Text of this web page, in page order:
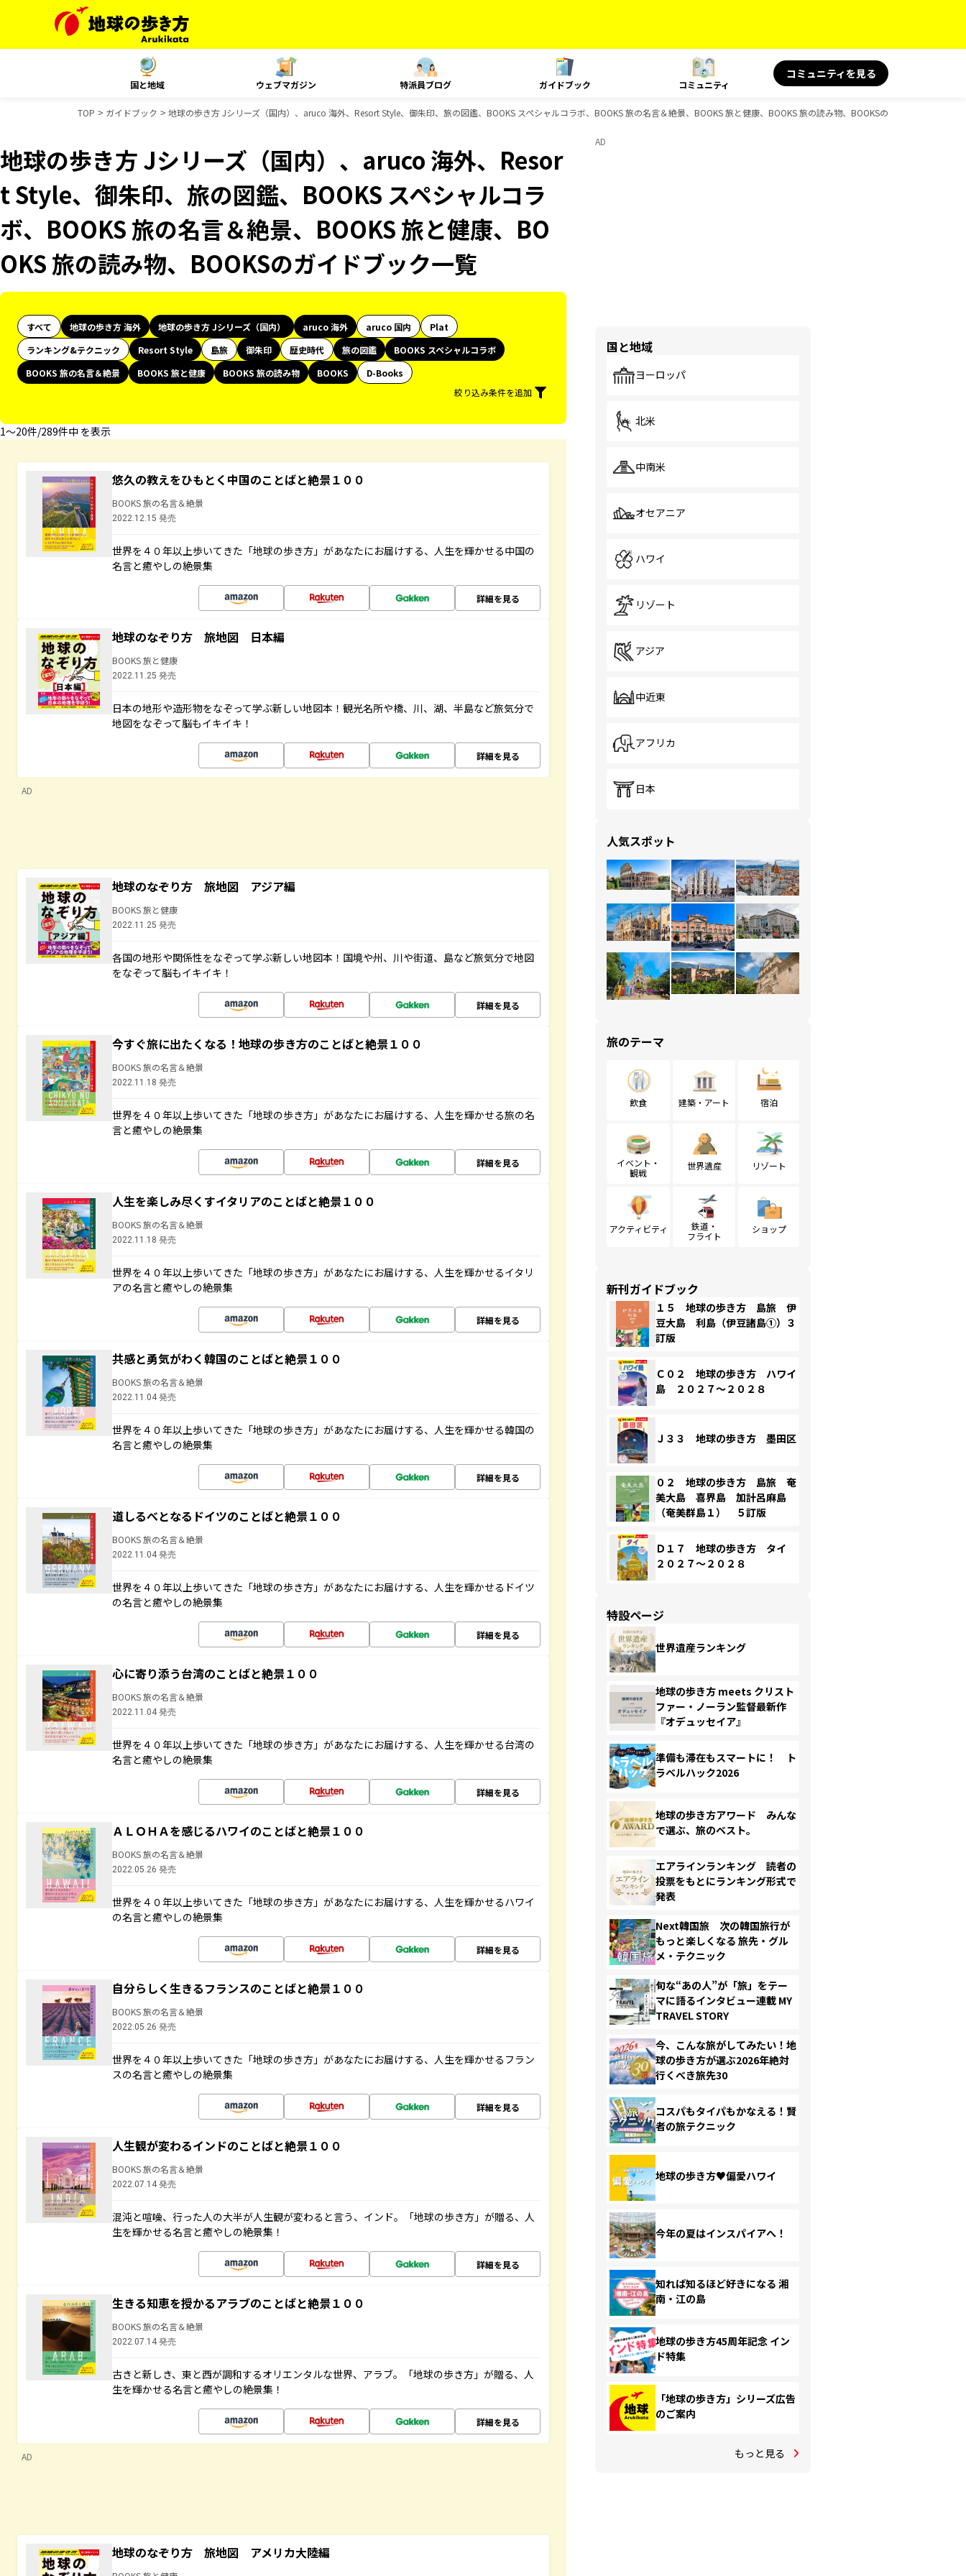
国と地域 ウェブマガジン 特派員ブログ ガイドブック コミュニティ
コミュニティを見る
TOP ガイドブック 地球の歩き方 Jシリーズ（国内）、aruco 海外、Resort Style、御朱印、旅の図鑑、BOOKS スペシャルコラボ、BOOKS 旅の名言＆絶景、BOOKS 旅と健康、BOOKS 旅の読み物、BOOKSのガイドブック一覧
地球の歩き方 Jシリーズ（国内）、aruco 海外、Resor
t Style、御朱印、旅の図鑑、BOOKS スペシャルコラ
ボ、BOOKS 旅の名言＆絶景、BOOKS 旅と健康、BO
OKS 旅の読み物、BOOKSのガイドブック一覧
すべて 地球の歩き方 海外 地球の歩き方 Jシリーズ（国内） aruco 海外 aruco 国内
Plat
ランキング&テクニック
Resort Style 島旅 御朱印 歴史時代 旅の図鑑
BOOKS スペシャルコラボ
BOOKS 旅の名言＆絶景
BOOKS 旅と健康 BOOKS 旅の読み物 BOOKS
D-Books
絞り込み条件を追加
1〜20件/289件中 を表示
悠久の教えをひもとく中国のことばと絶景１００
BOOKS 旅の名言＆絶景
2022.12.15 発売
世界を４０年以上歩いてきた「地球の歩き方」があなたにお届けする、人生を輝かせる中国の
名言と癒やしの絶景集
詳細を見る
地球のなぞり方 旅地図 日本編
BOOKS 旅と健康
2022.11.25 発売
日本の地形や造形物をなぞって学ぶ新しい地図本！観光名所や橋、川、湖、半島など旅気分で
地図をなぞって脳もイキイキ！
詳細を見る
AD
地球のなぞり方 旅地図 アジア編
BOOKS 旅と健康
2022.11.25 発売
各国の地形や関係性をなぞって学ぶ新しい地図本！国境や州、川や街道、島など旅気分で地図
をなぞって脳もイキイキ！
詳細を見る
今すぐ旅に出たくなる！地球の歩き方のことばと絶景１００
BOOKS 旅の名言＆絶景
2022.11.18 発売
世界を４０年以上歩いてきた「地球の歩き方」があなたにお届けする、人生を輝かせる旅の名
言と癒やしの絶景集
詳細を見る
人生を楽しみ尽くすイタリアのことばと絶景１００
BOOKS 旅の名言＆絶景
2022.11.18 発売
世界を４０年以上歩いてきた「地球の歩き方」があなたにお届けする、人生を輝かせるイタリ
アの名言と癒やしの絶景集
詳細を見る
共感と勇気がわく韓国のことばと絶景１００
BOOKS 旅の名言＆絶景
2022.11.04 発売
世界を４０年以上歩いてきた「地球の歩き方」があなたにお届けする、人生を輝かせる韓国の
名言と癒やしの絶景集
詳細を見る
道しるべとなるドイツのことばと絶景１００
BOOKS 旅の名言＆絶景
2022.11.04 発売
世界を４０年以上歩いてきた「地球の歩き方」があなたにお届けする、人生を輝かせるドイツ
の名言と癒やしの絶景集
詳細を見る
心に寄り添う台湾のことばと絶景１００
BOOKS 旅の名言＆絶景
2022.11.04 発売
世界を４０年以上歩いてきた「地球の歩き方」があなたにお届けする、人生を輝かせる台湾の
名言と癒やしの絶景集
詳細を見る
ＡＬＯＨＡを感じるハワイのことばと絶景１００
BOOKS 旅の名言＆絶景
2022.05.26 発売
世界を４０年以上歩いてきた「地球の歩き方」があなたにお届けする、人生を輝かせるハワイ
の名言と癒やしの絶景集
詳細を見る
自分らしく生きるフランスのことばと絶景１００
BOOKS 旅の名言＆絶景
2022.05.26 発売
世界を４０年以上歩いてきた「地球の歩き方」があなたにお届けする、人生を輝かせるフラン
スの名言と癒やしの絶景集
詳細を見る
人生観が変わるインドのことばと絶景１００
BOOKS 旅の名言＆絶景
2022.07.14 発売
混沌と喧噪、行った人の大半が人生観が変わると言う、インド。「地球の歩き方」が贈る、人
生を輝かせる名言と癒やしの絶景集！
詳細を見る
生きる知恵を授かるアラブのことばと絶景１００
BOOKS 旅の名言＆絶景
2022.07.14 発売
古きと新しき、東と西が調和するオリエンタルな世界、アラブ。「地球の歩き方」が贈る、人
生を輝かせる名言と癒やしの絶景集！
詳細を見る
AD
地球のなぞり方 旅地図 アメリカ大陸編
AD
国と地域
ヨーロッパ
北米
中南米
オセアニア
ハワイ
リゾート
アジア
中近東
アフリカ
日本
人気スポット
旅のテーマ
飲食 建築・アート 宿泊
イベント・
観戦
世界遺産 リゾート
アクティビティ
鉄道・
フライト
ショップ
新刊ガイドブック
１５ 地球の歩き方 島旅 伊
豆大島 利島（伊豆諸島①）３
訂版
Ｃ０２ 地球の歩き方 ハワイ
島 ２０２７～２０２８
Ｊ３３ 地球の歩き方 墨田区
０２ 地球の歩き方 島旅 奄
美大島 喜界島 加計呂麻島
（奄美群島１） ５訂版
Ｄ１７ 地球の歩き方 タイ
２０２７～２０２８
特設ページ
世界遺産ランキング
地球の歩き方 meets クリスト
ファー・ノーラン監督最新作
『オデュッセイア』
準備も滞在もスマートに！ ト
ラベルハック2026
地球の歩き方アワード みんな
で選ぶ、旅のベスト。
エアラインランキング 読者の
投票をもとにランキング形式で
発表
Next韓国旅 次の韓国旅行が
もっと楽しくなる 旅先・グル
メ・テクニック
旬な“あの人”が「旅」をテー
マに語るインタビュー連載 MY
TRAVEL STORY
今、こんな旅がしてみたい！地
球の歩き方が選ぶ2026年絶対
行くべき旅先30
コスパもタイパもかなえる！賢
者の旅テクニック
地球の歩き方♥偏愛ハワイ
今年の夏はインスパイアへ！
知れば知るほど好きになる 湘
南・江の島
地球の歩き方45周年記念 イン
ド特集
「地球の歩き方」シリーズ広告
のご案内
もっと見る